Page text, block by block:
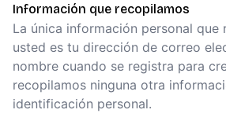
Información que recopilamos
La única información personal que
usted es tu dirección de correo
nombre cuando se registra para
recopilamos ninguna otra
identificación personal.